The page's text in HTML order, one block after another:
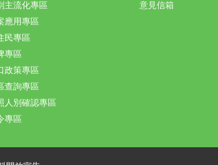
主流化專區
應用專區
民專區
專區
政策專區
查詢專區
人別確認專區
專區
意見信箱